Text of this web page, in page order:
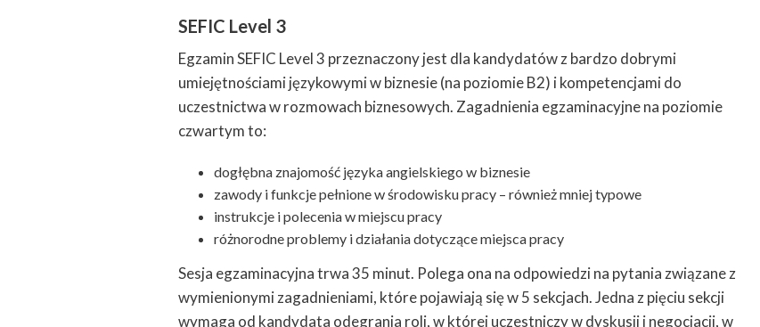
SEFIC Level 3
Egzamin SEFIC Level 3 przeznaczony jest dla kandydatów z bardzo dobrymi
umiejętnościami językowymi w biznesie (na poziomie B2) i kompetencjami do
uczestnictwa w rozmowach biznesowych. Zagadnienia egzaminacyjne na poziomie
czwartym to:
dogłębna znajomość języka angielskiego w biznesie
zawody i funkcje pełnione w środowisku pracy – również mniej typowe
instrukcje i polecenia w miejscu pracy
różnorodne problemy i działania dotyczące miejsca pracy
Sesja egzaminacyjna trwa 35 minut. Polega ona na odpowiedzi na pytania związane z
wymienionymi zagadnieniami, które pojawiają się w 5 sekcjach. Jedna z pięciu sekcji
wymaga od kandydata odegrania roli, w której uczestniczy w dyskusji i negocjacji, w